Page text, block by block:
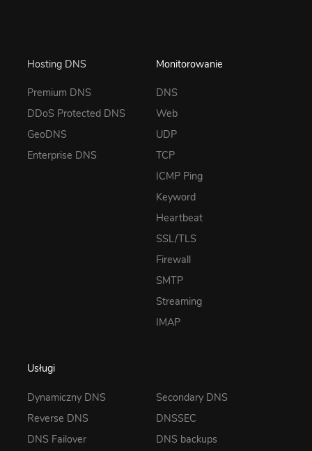
Hosting DNS
Premium DNS
DDoS Protected DNS
GeoDNS
Enterprise DNS
Monitorowanie
DNS
Web
UDP
TCP
ICMP Ping
Keyword
Heartbeat
SSL/TLS
Firewall
SMTP
Streaming
IMAP
Usługi
Dynamiczny DNS
Reverse DNS
DNS Failover
Secondary DNS
DNSSEC
DNS backups